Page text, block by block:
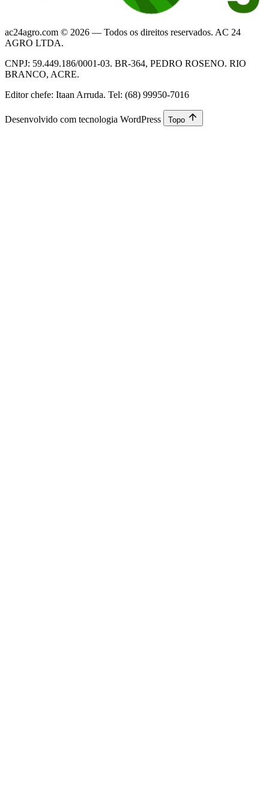
ac24agro.com © 2026 — Todos os direitos reservados. AC 24
AGRO LTDA.
CNPJ: 59.449.186/0001-03. BR-364, PEDRO ROSENO. RIO
BRANCO, ACRE.
Editor chefe: Itaan Arruda. Tel: (68) 99950-7016
Desenvolvido com tecnologia WordPress Topo